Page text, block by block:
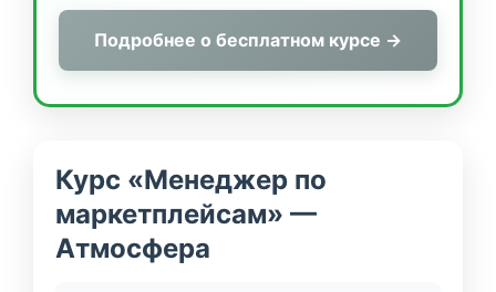
Подробнее о бесплатном курсе →
Курс «Менеджер по
маркетплейсам» —
Атмосфера